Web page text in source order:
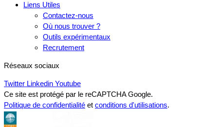
Liens Utiles
Contactez-nous
Où nous trouver ?
Outils expérimentaux
Recrutement
Réseaux sociaux
Twitter Linkedin Youtube
Ce site est protégé par le reCAPTCHA Google.
Politique de confidentialité et conditions d'utilisations.